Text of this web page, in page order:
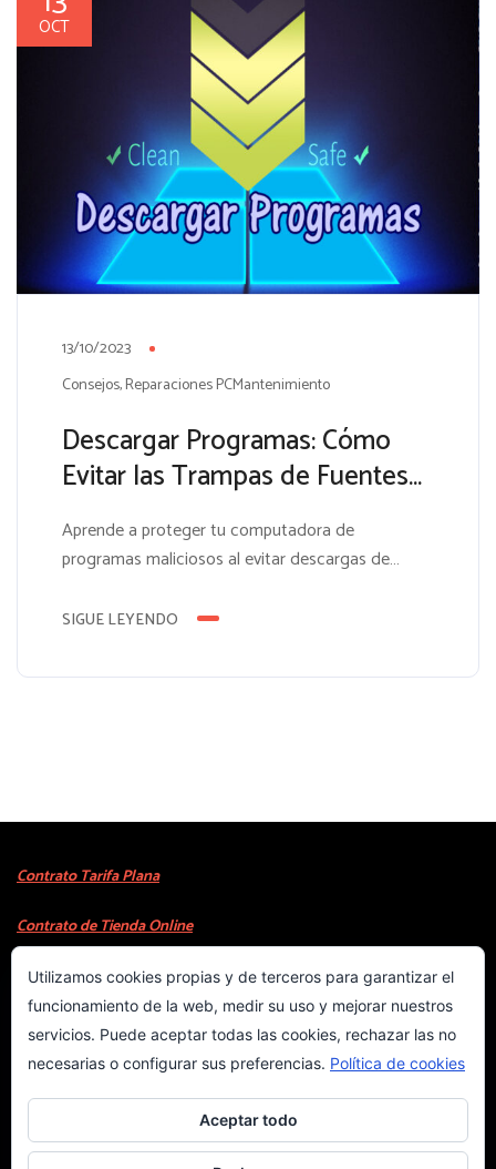
OCT
13/10/2023
Consejos Reparaciones PCMantenimiento
Descargar Programas: Cómo
Evitar las Trampas de Fuentes
No Confiables
Aprende a proteger tu computadora de
programas maliciosos al evitar descargas de
prioridad. En el vasto mundo de la informática, a
realizar tareas específicas o mejorar nuestras
SIGUE LEYENDO
Contrato Tarifa Plana
Contrato de Tienda Online
Copyright © 2023WebProject.com.esCosta Blanca
INICIO
COOKIES
PRIVACIDAD
Utilizamos cookies propias y de terceros para garantizar el
funcionamiento de la web, medir su uso y mejorar nuestros
servicios. Puede aceptar todas las cookies, rechazar las no
necesarias o configurar sus preferencias. Política de cookies
Aceptar todo